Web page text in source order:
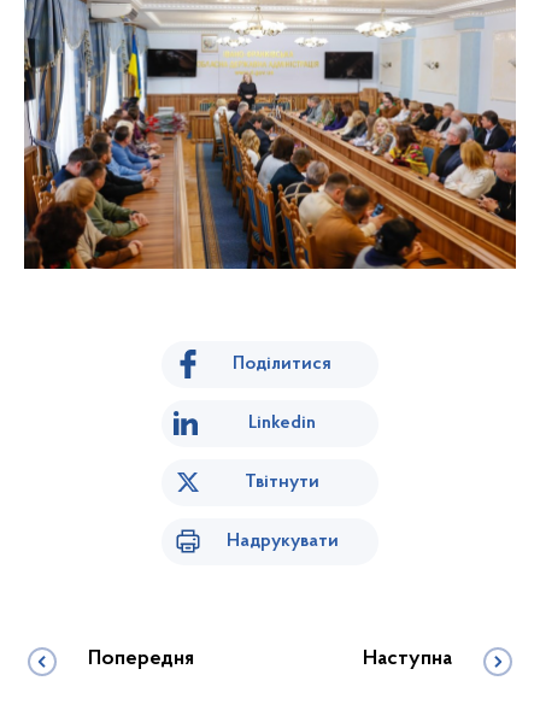
Поділитися
Linkedin
Твітнути
Надрукувати
Попередня Наступна